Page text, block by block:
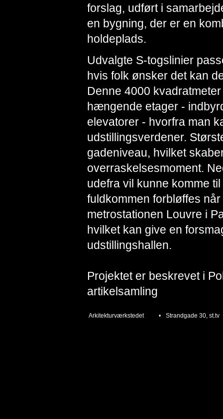
forslag, udført i
en bygning, der er en
holdeplads.
Udvalgte S-togslinier
hvis folk ønsker det kan
Denne 4000
hængende etager -
elevatorer - hvorfra man
udstillingsverdener.
gadeniveau, hvilket
overraskelsesmoment.
udefra vil kunne komme
fuldkommen forbløffes
metrostationen Louvre i
hvilket kan give en
udstillingshallen.
Projektet er beskrevet i
artikelsamling
Arkitekturværkstedet • Strandgade 30, st.tv